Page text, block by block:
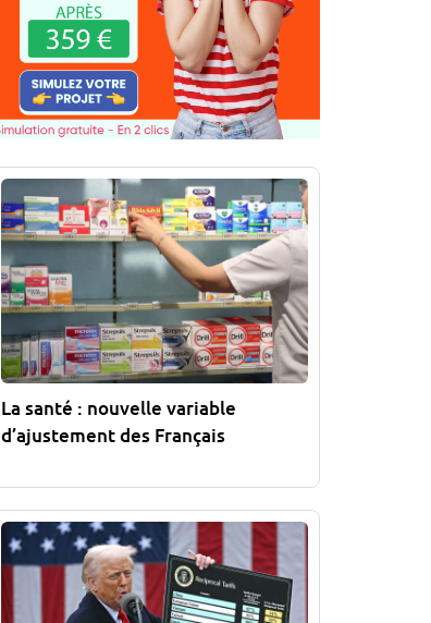
La santé : nouvelle variable
d’ajustement des Français